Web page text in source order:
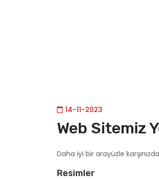
14-11-2023
Web Sitemiz
Daha iyi bir arayüzle
Resimler